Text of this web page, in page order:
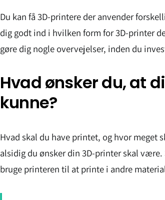
Du kan få 3D-printere der anvender
dig godt ind i hvilken form for 3D-printer
gøre dig nogle overvejelser, inden du
Hvad ønsker du, at
kunne?
Hvad skal du have printet, og hvor meget
alsidig du ønsker din 3D-printer skal
bruge printeren til at printe i andre